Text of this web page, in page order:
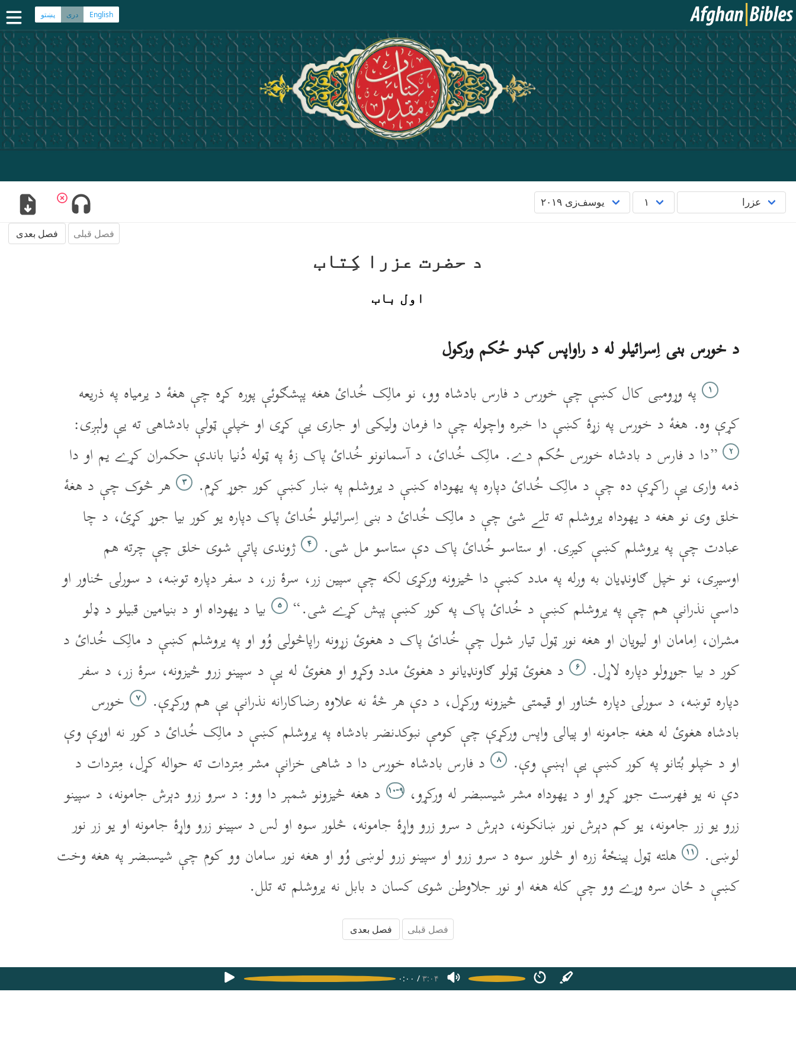
English دری پښتو
صفحه اصلی
کتاب مقدس دری کتاب مقدس پشتو
بیشتر: بلوچی · هزارگی · ترکمنی
اپلیکیشن‌های موبایل
۰:۰۰ / ۳:۰۴
فصل قبلی فصل بعدی
د حضرت عزرا کِتاب
اول باب
د خورس بنى اِسرائيلو له د راواپس کېدو حُکم ورکول
۱ په وړومبى کال کښې چې خورس د فارس بادشاه وو، نو مالِک خُدائ هغه پېشګوئې پوره کړه چې هغۀ د يرمياه په ذريعه
کړې وه. هغۀ د خورس په زړۀ کښې دا خبره واچوله چې دا فرمان وليکى او جارى يې کړى او خپلې ټولې بادشاهۍ ته يې ولېږى:
۲ ”دا د فارس د بادشاه خورس حُکم دے. مالِک خُدائ، د آسمانونو خُدائ پاک زۀ په ټوله دُنيا باندې حکمران کړے يم او دا
ذمه وارى يې راکړې ده چې د مالِک خُدائ دپاره په يهوداه کښې د يروشلم په ښار کښې کور جوړ کړم.
۳ هر څوک چې د هغۀ
خلق وى نو هغه د يهوداه يروشلم ته تلے شئ چې د مالِک خُدائ د بنى اِسرائيلو خُدائ پاک دپاره يو کور بيا جوړ کړئ، د چا
عبادت چې په يروشلم کښې کيږى. او ستاسو خُدائ پاک دې ستاسو مل شى.
۴ ژوندى پاتې شوى خلق چې چرته هم
اوسيږى، نو خپل ګاونډيان به ورله په مدد کښې دا څيزونه ورکړى لکه چې سپين زر، سرۀ زر، د سفر دپاره توښه، د سورلۍ ځناور او
داسې نذرانې هم چې په يروشلم کښې د خُدائ پاک په کور کښې پېش کړے شى.“ ۵ بيا د يهوداه او د بنيامين قبيلو د ډلو
مشران، اِمامان او ليويان او هغه نور ټول تيار شول چې خُدائ پاک د هغوئ زړونه راپاڅولى وُو او په يروشلم کښې د مالِک خُدائ د
کور د بيا جوړولو دپاره لاړل.
۶ د هغوئ ټولو ګاونډيانو د هغوئ مدد وکړو او هغوئ له يې د سپينو زرو څيزونه، سرۀ زر، د سفر
دپاره توښه، د سورلۍ دپاره ځناور او قيمتى څيزونه ورکړل، د دې هر څۀ نه علاوه رضاکارانه نذرانې يې هم ورکړې.
۷ خورس
بادشاه هغوئ له هغه جامونه او پيالۍ واپس ورکړې چې کومې نبوکدنضر بادشاه په يروشلم کښې د مالِک خُدائ د کور نه اوړې وې
او د خپلو بُتانو په کور کښې يې اېښې وې.
۸ د فارس بادشاه خورس دا د شاهى خزانې مشر مِتردات ته حواله کړل، مِتردات د
دې نه يو فهرست جوړ کړو او د يهوداه مشر شيسبضر له ورکړو، ۹‏-۱۰
د هغه څيزونو شمېر دا وو: د سرو زرو دېرش جامونه، د سپينو
زرو يو زر جامونه، يو کم دېرش نور ښانکونه، دېرش د سرو زرو واړۀ جامونه، څلور سوه او لس د سپينو زرو واړۀ جامونه او يو زر نور
لوښى. ۱۱ هلته ټول پينځۀ زره او څلور سوه د سرو زرو او سپينو زرو لوښى وُو او هغه نور سامان وو کوم چې شيسبضر په هغه وخت
کښې د ځان سره وړے وو چې کله هغه او نور جلاوطن شوى کسان د بابل نه يروشلم ته تلل.
فصل قبلی فصل بعدی
عزرا ۱